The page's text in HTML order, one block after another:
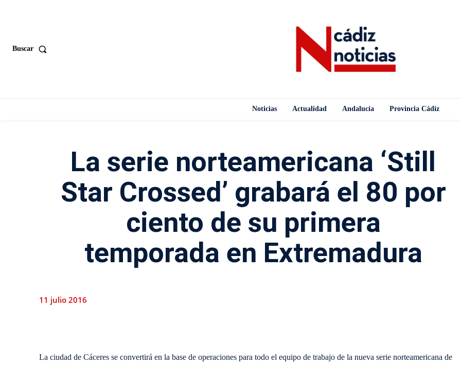
Buscar
Noticias Actualidad Andalucía Provincia Cádiz
La serie norteamericana ‘Still
Star Crossed’ grabará el 80 por
ciento de su primera
temporada en Extremadura
11 julio 2016
La ciudad de Cáceres se convertirá en la base de operaciones para todo el equipo de trabajo de la nueva serie norteamericana de